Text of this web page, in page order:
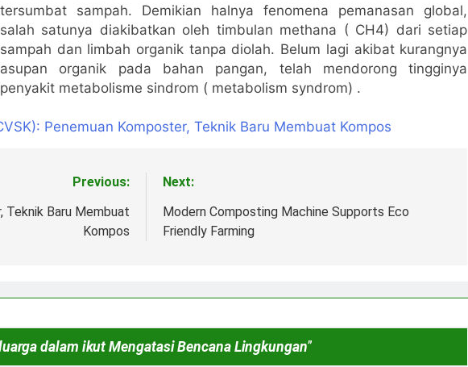
tersumbat sampah. Demikian halnya fenomena pemanasan global,
salah satunya diakibatkan oleh timbulan methana ( CH4) dari setiap
sampah dan limbah organik tanpa diolah. Belum lagi akibat kurangnya
asupan organik pada bahan pangan, telah mendorong tingginya
penyakit metabolisme sindrom ( metabolism syndrom) .
Penemuan Komposter, Teknik Baru Membuat Kompos
Previous:
Teknik Baru Membuat
Kompos
Next:
Modern Composting Machine Supports Eco
Friendly Farming
dalam ikut Mengatasi Bencana Lingkungan”